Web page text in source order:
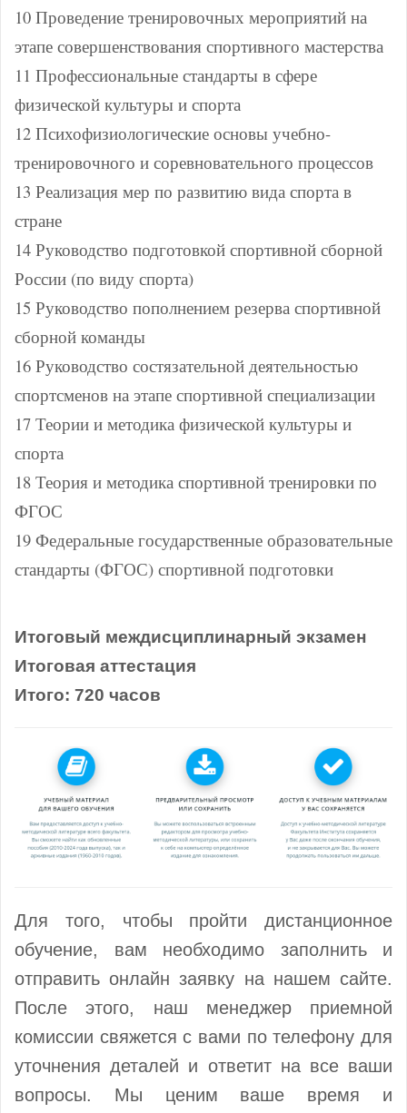
10 Проведение тренировочных мероприятий на
этапе совершенствования спортивного мастерства
11 Профессиональные стандарты в сфере
физической культуры и спорта
12 Психофизиологические основы учебно-
тренировочного и соревновательного процессов
13 Реализация мер по развитию вида спорта в
стране
14 Руководство подготовкой спортивной сборной
России (по виду спорта)
15 Руководство пополнением резерва спортивной
сборной команды
16 Руководство состязательной деятельностью
спортсменов на этапе спортивной специализации
17 Теории и методика физической культуры и
спорта
18 Теория и методика спортивной тренировки по
ФГОС
19 Федеральные государственные образовательные
стандарты (ФГОС) спортивной подготовки
Итоговый междисциплинарный экзамен
Итоговая аттестация
Итого: 720 часов
Для того, чтобы пройти дистанционное
обучение, вам необходимо заполнить и
отправить онлайн заявку на нашем сайте.
После этого, наш менеджер приемной
комиссии свяжется с вами по телефону для
уточнения деталей и ответит на все ваши
вопросы. Мы ценим ваше время и